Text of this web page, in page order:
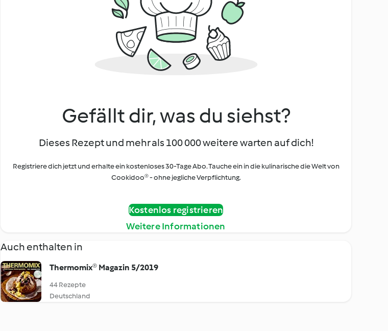
Gefällt dir, was du siehst?
Dieses Rezept und mehr als 100 000 weitere warten auf dich!
Registriere dich jetzt und erhalte ein kostenloses 30-Tage Abo. Tauche ein in die kulinarische die Welt von
Cookidoo® - ohne jegliche Verpflichtung.
Kostenlos registrieren
Weitere Informationen
Auch enthalten in
Thermomix® Magazin 5/2019
44 Rezepte
Deutschland